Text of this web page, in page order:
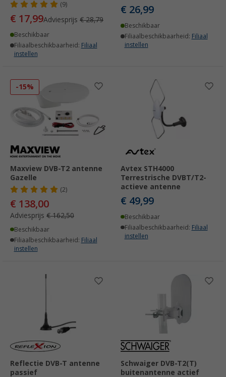
(9)
€ 17,99Adviesprijs € 28,79
Beschikbaar
Filiaalbeschikbaarheid: Filiaal
instellen
€ 26,99
Beschikbaar
Filiaalbeschikbaarheid: Filiaal
instellen
-15%
Maxview DVB-T2 antenne
Gazelle
(2)
€ 138,00
Adviesprijs € 162,50
Beschikbaar
Filiaalbeschikbaarheid: Filiaal
instellen
Avtex STH4000
Terrestrische DVBT/T2-
actieve antenne
€ 49,99
Beschikbaar
Filiaalbeschikbaarheid: Filiaal
instellen
Reflectie DVB-T antenne
passief
Schwaiger DVB-T2(T)
buitenantenne actief